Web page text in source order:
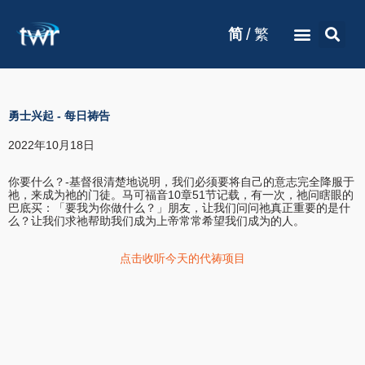
简 / 繁
勇士兴起 - 每日祷告
2022年10月18日
你要什么？-基督很清楚地说明，我们必须要将自己的意志完全降服于
祂，来成为祂的门徒。马可福音10章51节记载，有一次，祂问瞎眼的
巴底买：「要我为你做什么？」朋友，让我们问问祂真正重要的是什
么？让我们求祂帮助我们成为上帝常常希望我们成为的人。
点击收听今天的代祷项目